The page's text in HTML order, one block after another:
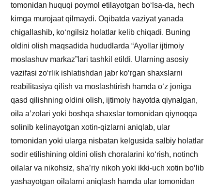
tomonidan huquqi poymol etilayotgan bo‘lsa-da, hech
kimga murojaat qilmaydi. Oqibatda vaziyat yanada
chigallashib, ko‘ngilsiz holatlar kelib chiqadi. Buning
oldini olish maqsadida hududlarda “Ayollar ijtimoiy
moslashuv markaz”lari tashkil etildi. Ularning asosiy
vazifasi zo‘rlik ishlatishdan jabr ko‘rgan shaxslarni
reabilitasiya qilish va moslashtirish hamda o‘z joniga
qasd qilishning oldini olish, ijtimoiy hayotda qiynalgan,
oila a’zolari yoki boshqa shaxslar tomonidan qiynoqqa
solinib kelinayotgan xotin-qizlarni aniqlab, ular
tomonidan yoki ularga nisbatan kelgusida salbiy holatlar
sodir etilishining oldini olish choralarini ko‘rish, notinch
oilalar va nikohsiz, sha’riy nikoh yoki ikki-uch xotin bo‘lib
yashayotgan oilalarni aniqlash hamda ular tomonidan